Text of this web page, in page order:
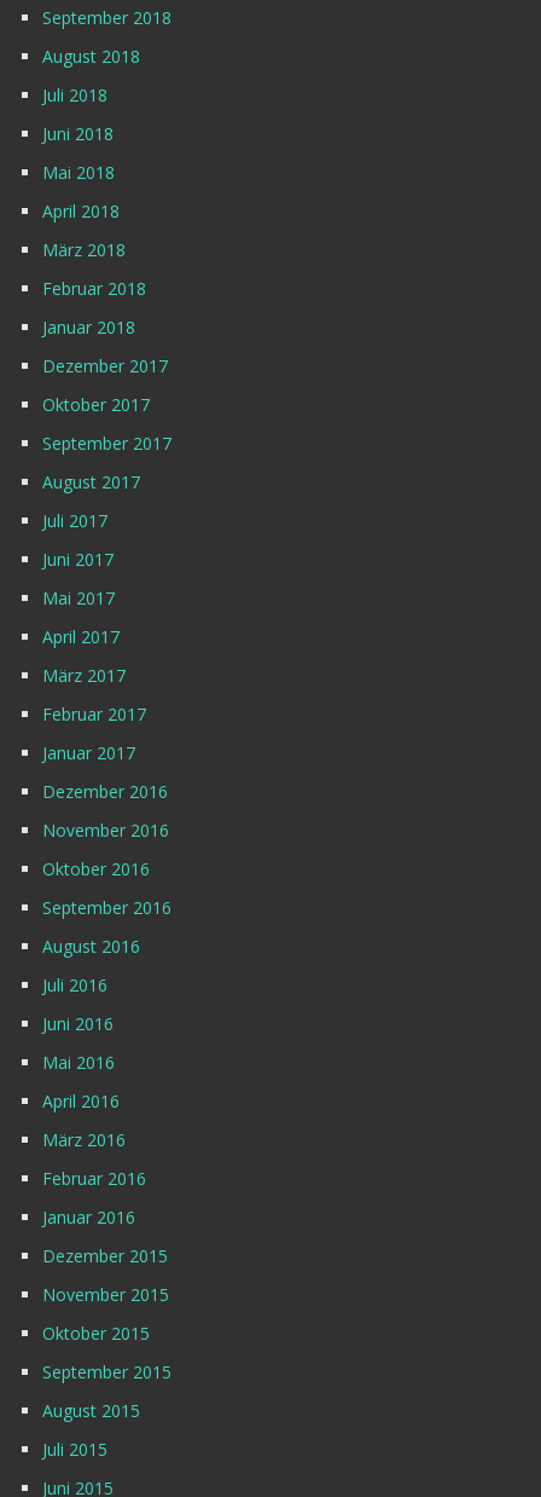
September 2018
August 2018
Juli 2018
Juni 2018
Mai 2018
April 2018
März 2018
Februar 2018
Januar 2018
Dezember 2017
Oktober 2017
September 2017
August 2017
Juli 2017
Juni 2017
Mai 2017
April 2017
März 2017
Februar 2017
Januar 2017
Dezember 2016
November 2016
Oktober 2016
September 2016
August 2016
Juli 2016
Juni 2016
Mai 2016
April 2016
März 2016
Februar 2016
Januar 2016
Dezember 2015
November 2015
Oktober 2015
September 2015
August 2015
Juli 2015
Juni 2015